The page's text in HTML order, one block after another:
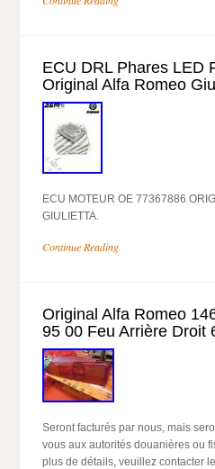
ECU DRL Phares LED
Original Alfa Romeo
ECU MOTEUR OE 77367886
GIULIETTA.
Continue Reading
Original Alfa Romeo
95 00 Feu Arrière Droit
Seront facturés par nous, mais
vous aux autorités douanières ou
plus de détails, veuillez contacter